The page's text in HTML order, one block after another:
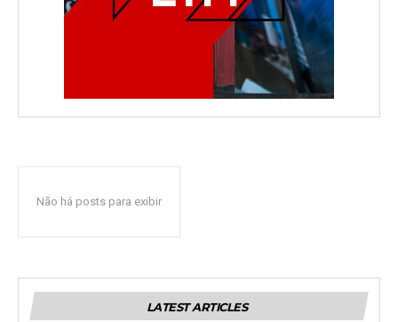
Não há posts para exibir
LATEST ARTICLES